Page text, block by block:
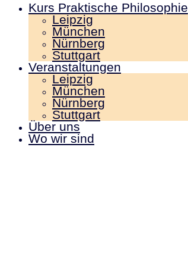
Kurs Praktische Philosophie
Leipzig
München
Nürnberg
Stuttgart
Veranstaltungen
Leipzig
München
Nürnberg
Stuttgart
Über uns
Wo wir sind